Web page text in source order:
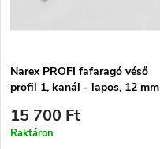
z
é
s
e
s
t
á
j
Narex PROFI fafaragó véső
profil 1, kanál - lapos, 12 mm
15 700 Ft
Raktáron